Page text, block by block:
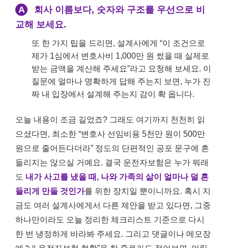
A
회사 이름보다, 숫자와 구조를 우선으로 비
교해 보세요.
또 한 가지 팁을 드리면, 설계사에게 “이 조건으로
제가 1심에서 변호사비 1,000만 원 썼을 때 실제로
받는 금액을 계산해 주세요”라고 요청해 보세요. 이
질문에 얼마나 명확하게 답해 주는지 보면, 누가 진
짜 내 입장에서 설계해 주는지 감이 확 옵니다.
오늘 내용이 조금 길었죠? 그래도 여기까지 천천히 읽
으셨다면, 최소한 “변호사 선임비용 5천만 원이 500만
원으로 줄어든다더라” 정도의 단편적인 공포 문구에 흔
들리지는 않으실 거예요. 결국 운전자보험은 누가 뭐래
도 내가 사고를 냈을 때, 나와 가족의 삶이 얼마나 덜 흔
들리게 만들 것인가를 위한 장치일 뿐이니까요. 혹시 지
금도 여러 설계사에게서 다른 제안을 받고 있다면, 그중
하나만이라도 오늘 정리한 체크리스트 기준으로 다시
한 번 냉정하게 바라봐 주세요. 그리고 댓글이나 메모장